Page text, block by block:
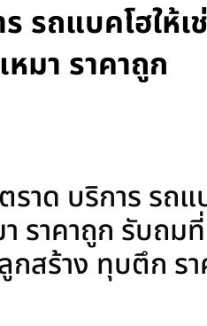
ถแบคโฮให้เ
มา ราคาถูก
ด บริการ รถแบ
ราคาถูก รับถม
สร้าง ทุบตึก รา